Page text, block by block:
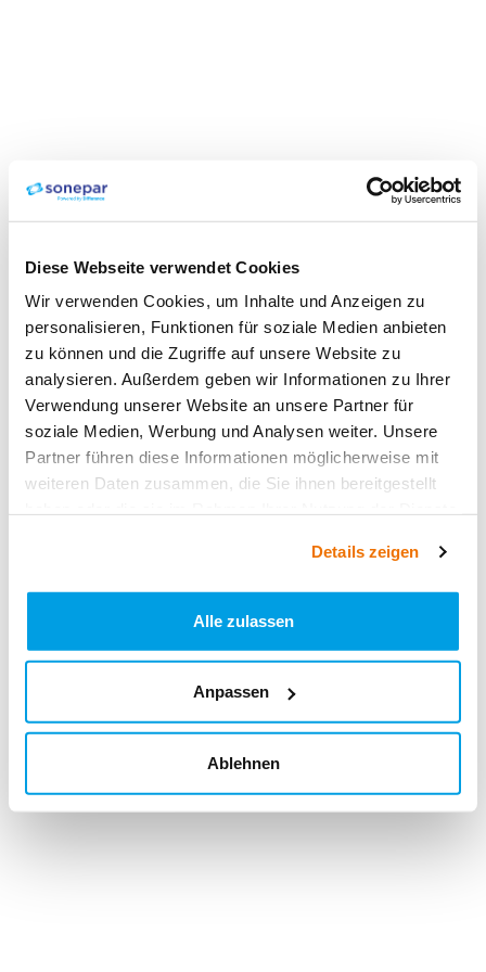
Diese Webseite verwendet Cookies
Wir verwenden Cookies, um Inhalte und Anzeigen zu
personalisieren, Funktionen für soziale Medien anbieten
zu können und die Zugriffe auf unsere Website zu
analysieren. Außerdem geben wir Informationen zu Ihrer
Verwendung unserer Website an unsere Partner für
soziale Medien, Werbung und Analysen weiter. Unsere
Partner führen diese Informationen möglicherweise mit
weiteren Daten zusammen, die Sie ihnen bereitgestellt
Details zeigen
Alle zulassen
Anpassen
Ablehnen